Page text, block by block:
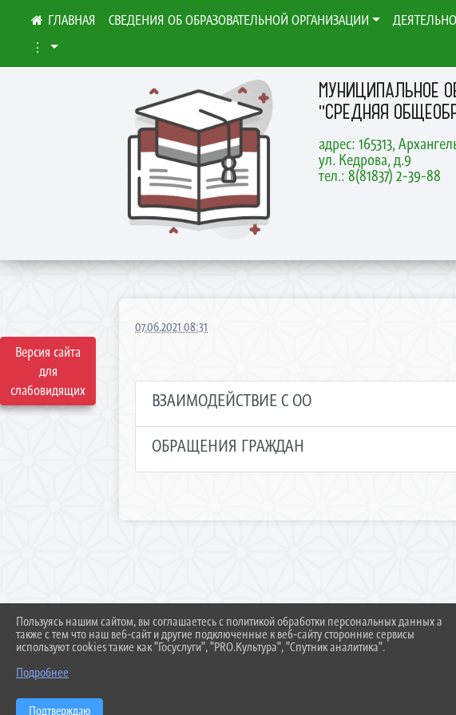
Версия сайта
для
слабовидящих
МУНИЦИПАЛЬНОЕ
"СРЕДНЯЯ
адрес: 165313,
ул. Кедрова, д.9
тел.: 8(81837) 2-39-88
СВЕДЕНИЯ ОБ ОБРАЗОВАТЕЛЬНОЙ ОРГАНИЗАЦИИ
⋮
07.06.2021 08:31
ВЗАИМОДЕЙСТВИЕ С ОО
ОБРАЩЕНИЯ ГРАЖДАН
Пользуясь нашим сайтом, вы соглашаетесь с политикой обработки персональных данных а
также с тем что наш веб-сайт и другие подключенные к веб-сайту сторонние сервисы
используют cookies такие как "Госуслуги", "PRO.Культура", "Спутник аналитика".
Подробнее
Подтверждаю